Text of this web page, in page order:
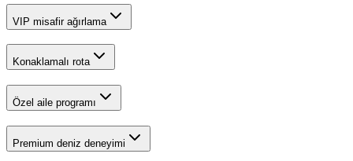
VIP misafir ağırlama
Konaklamalı rota
Özel aile programı
Premium deniz deneyimi